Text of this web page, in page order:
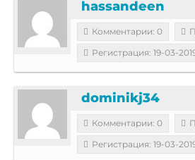
hassandeen
Комментарии: 0
Регистрация: 19-03-
dominikj34
Комментарии: 0
Регистрация: 19-03-